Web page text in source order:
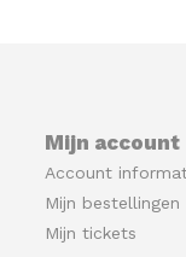
Mijn account
Account
Mijn bestellingen
Mijn tickets